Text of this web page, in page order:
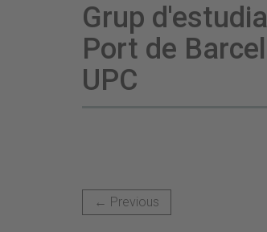
Grup
Port de
UPC
← Previous